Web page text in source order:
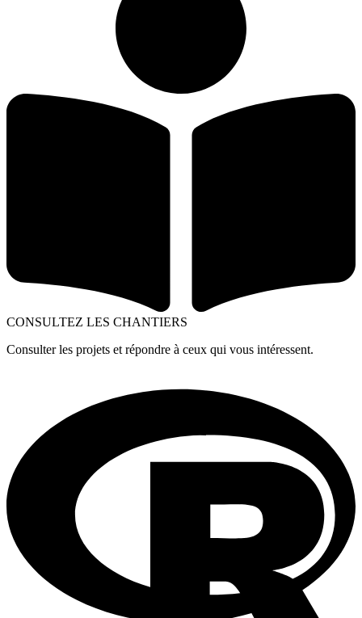
CONSULTEZ LES CHANTIERS
Consulter les projets et répondre à ceux qui vous intéressent.